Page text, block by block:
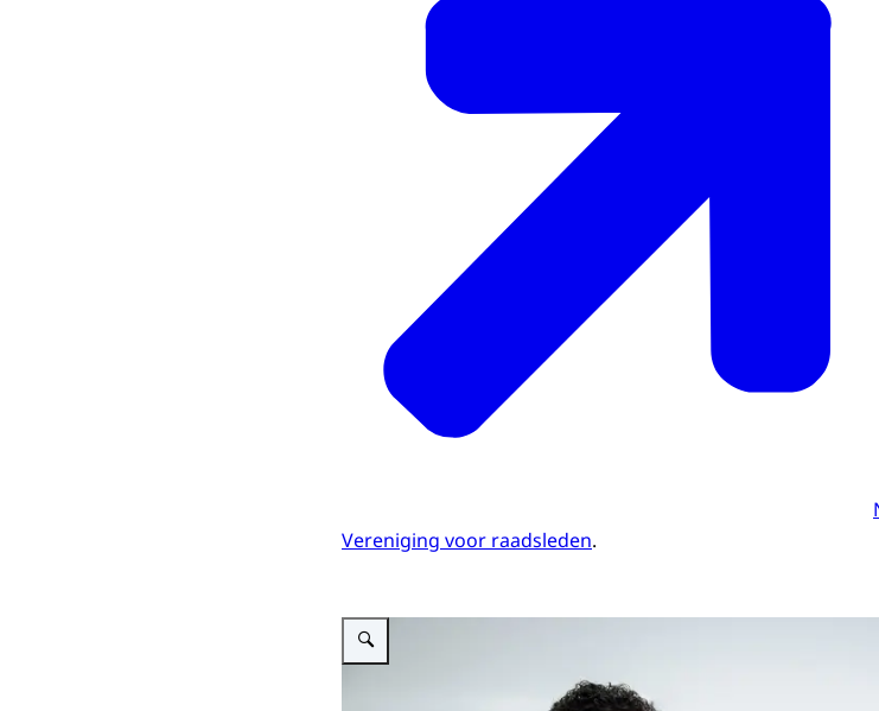
Vereniging voor raadsleden.
Vergroot afbeelding Voorzitter Mariëtte Hamer overhandigt de bundel aan